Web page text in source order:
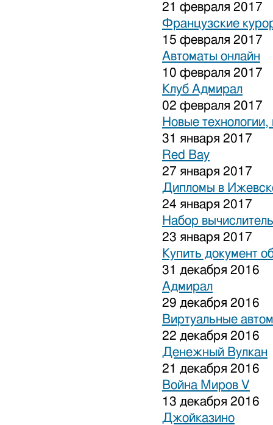
21 февраля 2017
Французские
15 февраля 2017
Автоматы онлайн
10 февраля 2017
Клуб Адмирал
02 февраля 2017
Новые
31 января 2017
Red Bay
27 января 2017
Дипломы в
24 января 2017
Набор
23 января 2017
Купить документ
31 декабря 2016
Адмирал
29 декабря 2016
Виртуальные
22 декабря 2016
Денежный Вулкан
21 декабря 2016
Война Миров V
13 декабря 2016
Джойказино